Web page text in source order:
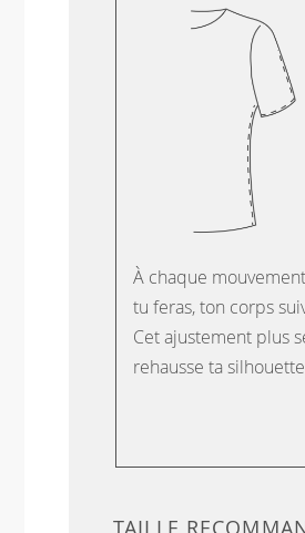
À chaque
tu feras, ton corps
Cet ajustement plus
rehausse ta
TAILLE